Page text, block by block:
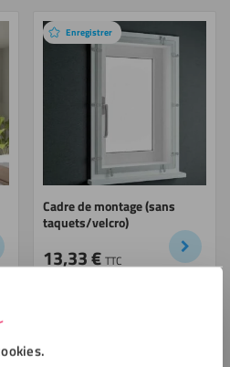
Enregistrer
Cadre de montage (sans
taquets/velcro)
13,33€ TTC